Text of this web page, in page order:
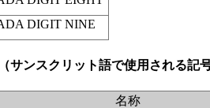
DIGIT NINE
（サンスクリット語で使用される記
名称